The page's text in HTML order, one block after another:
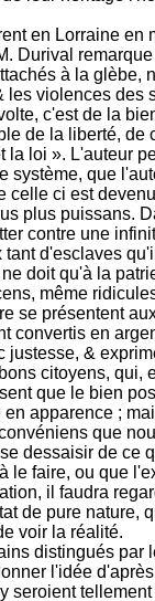
en Lorraine en
Durival
à la glèbe,
violences des
c'est de la
de la liberté, de
la loi ». L'auteur
système, que
celle ci est
plus puissans.
contre une
d'esclaves
doit qu'à la
même
se présentent
convertis en
&
citoyens, qui,
que le bien
apparence ;
que
dessaisir de ce
le faire, ou que
il faudra
de pure nature,
voir la réalité.
distingués par
l'idée
seroient